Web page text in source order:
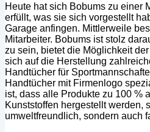
Heute hat sich Bobums zu einer
erfüllt, was sie sich vorgestellt
Garage anfingen. Mittlerweile
Mitarbeiter. Bobums ist stolz
zu sein, bietet die Möglichkeit
sich auf die Herstellung
Handtücher für
Handtücher mit Firmenlogo
ist, dass alle Produkte zu 100 %
Kunststoffen hergestellt werden,
umweltfreundlich, sondern auch